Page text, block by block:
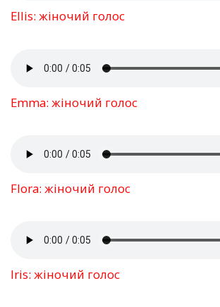
Ellis: жіночий голос
Emma: жіночий голос
Flora: жіночий голос
Iris: жіночий голос